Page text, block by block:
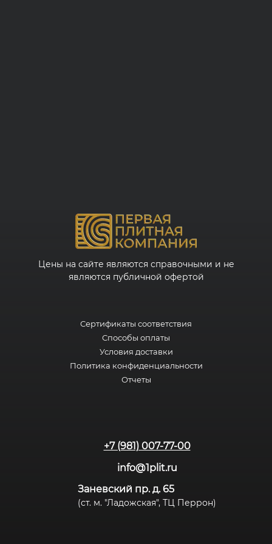
Цены на сайте являются справочными и не
являются публичной офертой
Сертификаты соответствия
Способы оплаты
Условия доставки
Политика конфиденциальности
Отчеты
+7 (981) 007-77-00
info@1plit.ru
Заневский пр. д. 65
(ст. м. "Ладожская", ТЦ Перрон)